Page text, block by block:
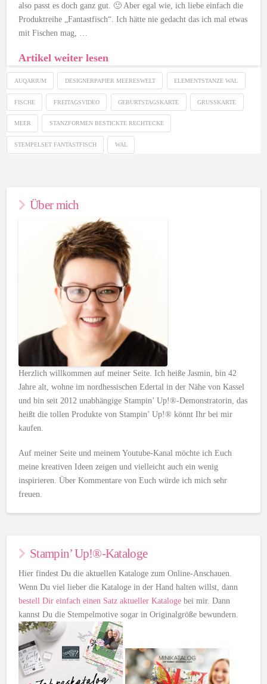
also passt es doch ganz gut. 🙂 Aber egal wie, ich liebe einfach die
Produktreihe „Fantastfisch“. Ich hätte nie gedacht das ich mal etwas
mit Fischen mag, …
Artikel weiter lesen
AUQARIUM DESIGNERPAPIER MEERESWELT ELEMENTSTANZE WAL
FISCHE FREITAGSVIDEO GEBURTSTAGSKARTE GRUSSKARTE
MEER STANZFORMEN BESTICKTE RECHTECKE
STEMPELSET FANTASTFISCH WAL
Über mich
Herzlich willkommen auf meiner Seite. Ich heiße Jasmin, bin 42
Jahre alt, wohne im nordhessischen Edertal in der Nähe von Kassel
und bin seit 2012 unabhängige Stampin’ Up!®-Demonstratorin, das
heißt die tollen Produkte von Stampin’ Up!® könnt Ihr bei mir
kaufen.
Auf meiner Seite und meinem Youtube-Kanal möchte ich Euch
meine kreativen Ideen zeigen und vielleicht auch ein wenig
inspirieren. Über Kommentare von Euch würde ich mich sehr
freuen.
Stampin’ Up!®-Kataloge
Hier findest Du die aktuellen Kataloge zum Online-Anschauen.
Wenn Du viel lieber die Kataloge in der Hand halten willst, dann
bestell Dir einfach einen Satz aktueller Kataloge bei mir. Dann
kannst Du die Stempelmotive sogar in Originalgröße bewundern.